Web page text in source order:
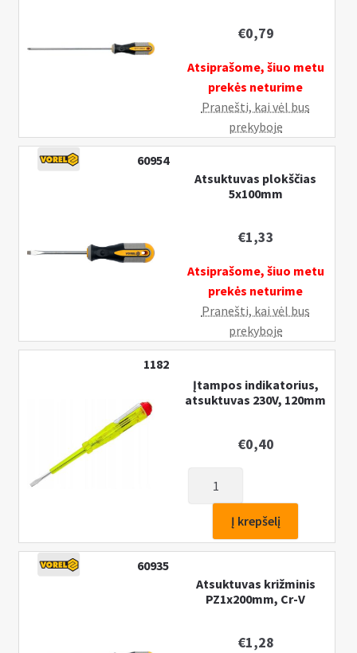
€0,79
Atsiprašome, šiuo metu
prekės neturime
Pranešti, kai vėl bus
prekyboje
60954
Atsuktuvas plokščias
5x100mm
€1,33
Atsiprašome, šiuo metu
prekės neturime
Pranešti, kai vėl bus
prekyboje
1182
Įtampos indikatorius,
atsuktuvas 230V, 120mm
€0,40
Įtampos
indikatorius,
atsuktuvas
120mm
Į krepšelį
60935
Atsuktuvas križminis
PZ1x200mm, Cr-V
€1,28